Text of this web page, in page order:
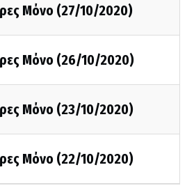
Μόνο (27/10/2020)
Μόνο (26/10/2020)
Μόνο (23/10/2020)
Μόνο (22/10/2020)